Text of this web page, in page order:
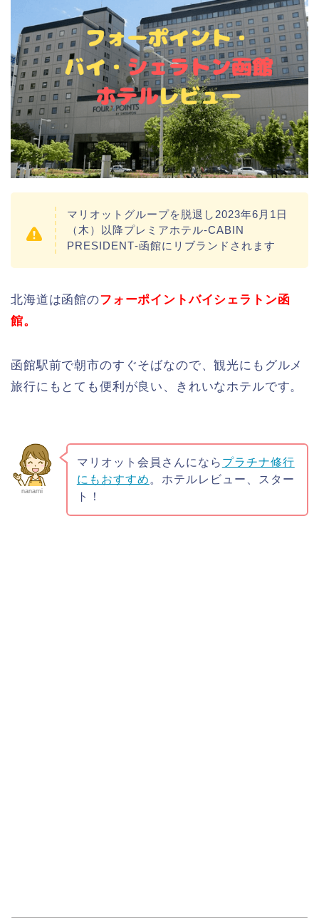
マリオットグループを脱退し2023年6月1日
（木）以降プレミアホテル-CABIN
PRESIDENT‐函館にリブランドされます
北海道は函館のフォーポイントバイシェラトン函
館。
函館駅前で朝市のすぐそばなので、観光にもグルメ
旅行にもとても便利が良い、きれいなホテルです。
nanami
マリオット会員さんになら プラチナ修行
にもおすすめ 。ホテルレビュー、スター
ト！